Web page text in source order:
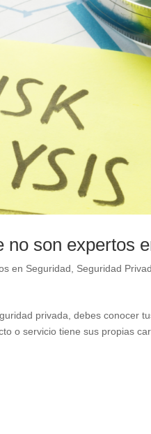
son expertos
en Seguridad Seguridad
privada, debes conocer
o servicio tiene sus propias